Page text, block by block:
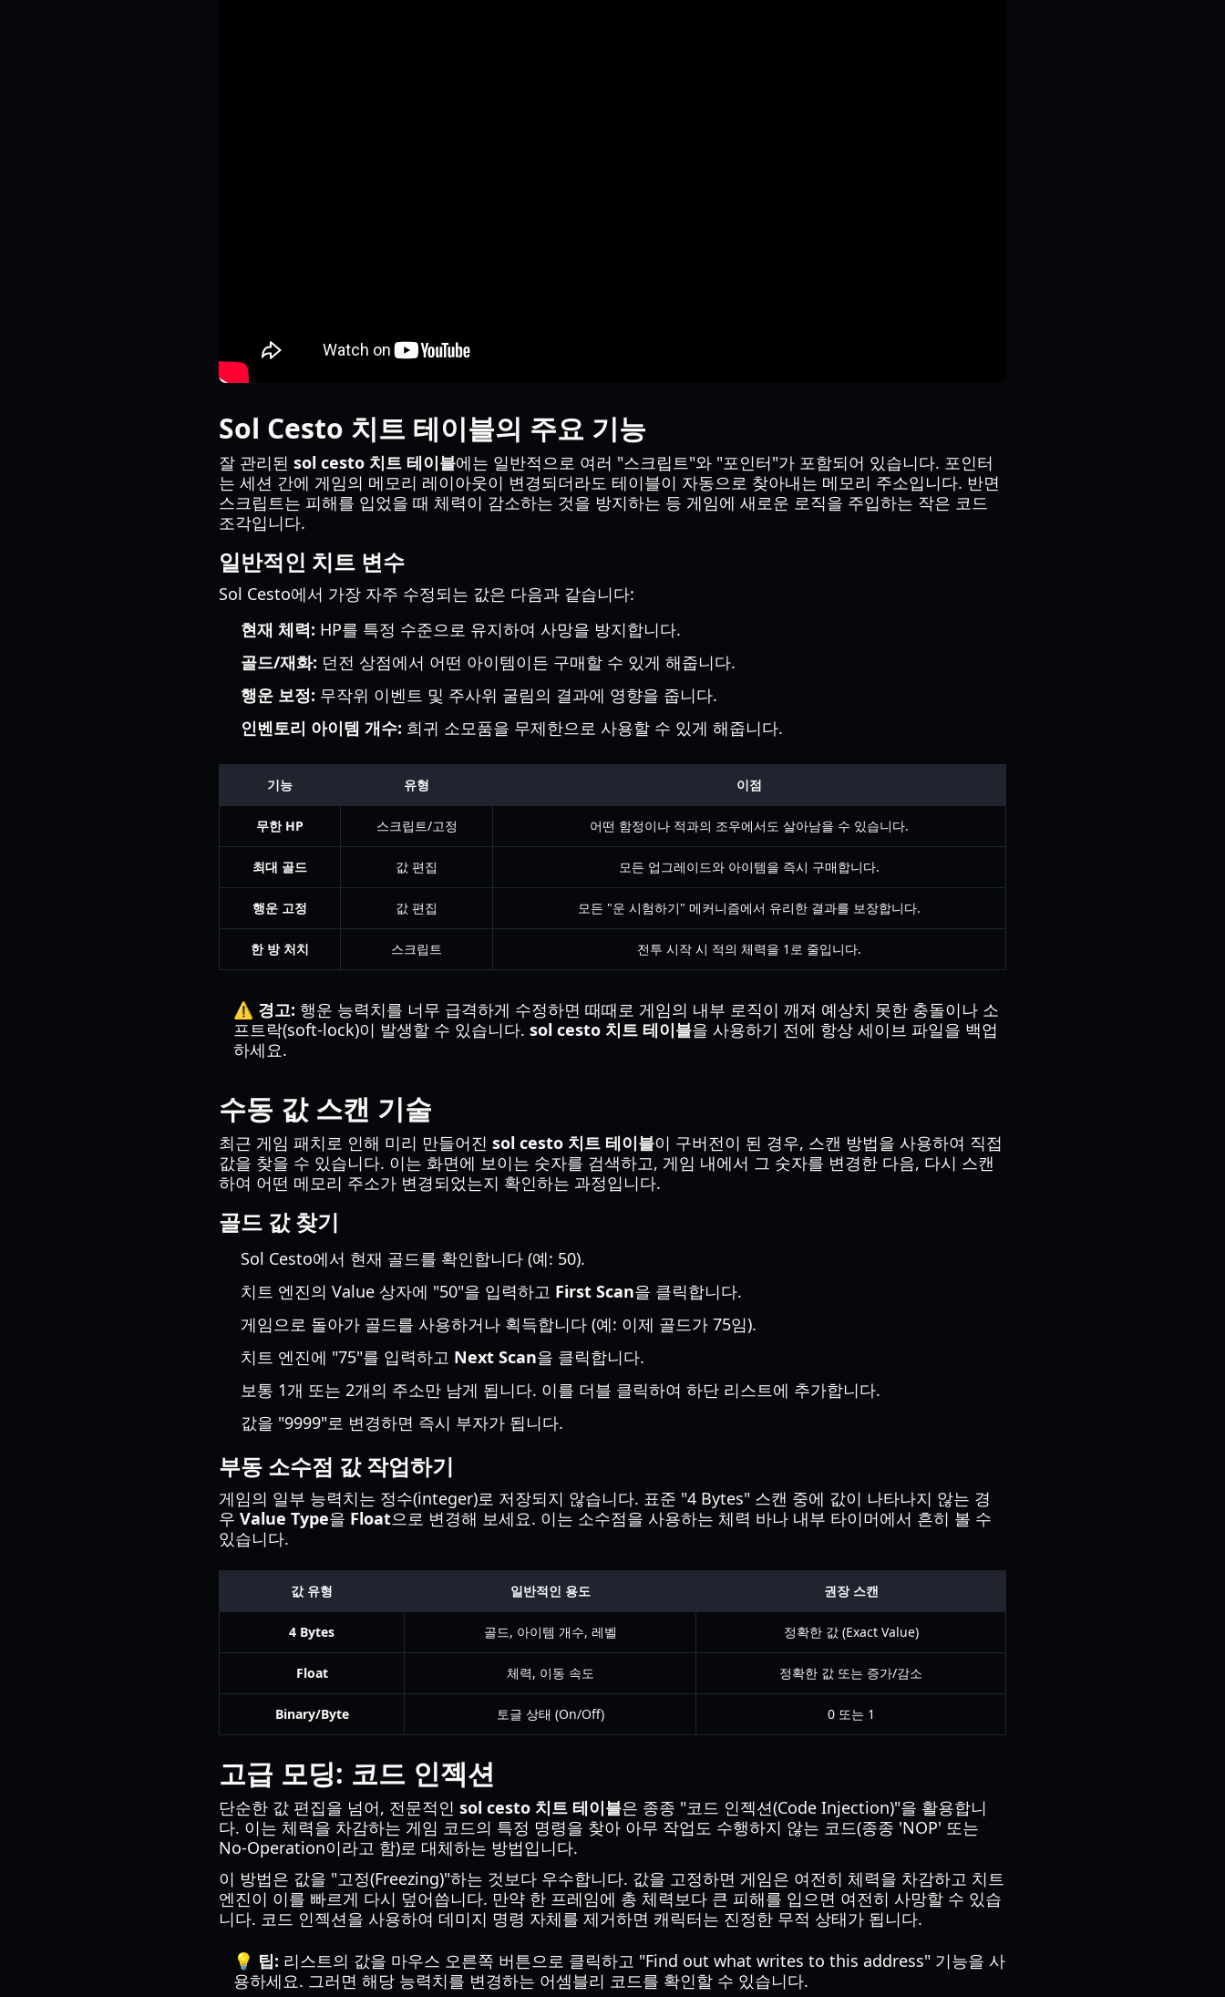
Sol Cesto 치트 테이블의 주요 기능
잘 관리된 sol cesto 치트 테이블에는 일반적으로 여러 "스크립트"와 "포인터"가 포함되어 있습니다. 포인터
는 세션 간에 게임의 메모리 레이아웃이 변경되더라도 테이블이 자동으로 찾아내는 메모리 주소입니다. 반면
스크립트는 피해를 입었을 때 체력이 감소하는 것을 방지하는 등 게임에 새로운 로직을 주입하는 작은 코드
조각입니다.
일반적인 치트 변수
Sol Cesto에서 가장 자주 수정되는 값은 다음과 같습니다:
현재 체력: HP를 특정 수준으로 유지하여 사망을 방지합니다.
골드/재화: 던전 상점에서 어떤 아이템이든 구매할 수 있게 해줍니다.
행운 보정: 무작위 이벤트 및 주사위 굴림의 결과에 영향을 줍니다.
인벤토리 아이템 개수: 희귀 소모품을 무제한으로 사용할 수 있게 해줍니다.
기능 유형 이점
무한 HP 스크립트/고정 어떤 함정이나 적과의 조우에서도 살아남을 수 있습니다.
최대 골드 값 편집 모든 업그레이드와 아이템을 즉시 구매합니다.
행운 고정 값 편집 모든 "운 시험하기" 메커니즘에서 유리한 결과를 보장합니다.
한 방 처치 스크립트 전투 시작 시 적의 체력을 1로 줄입니다.
⚠️ 경고: 행운 능력치를 너무 급격하게 수정하면 때때로 게임의 내부 로직이 깨져 예상치 못한 충돌이나 소
프트락(soft-lock)이 발생할 수 있습니다. sol cesto 치트 테이블을 사용하기 전에 항상 세이브 파일을 백업
하세요.
수동 값 스캔 기술
최근 게임 패치로 인해 미리 만들어진 sol cesto 치트 테이블이 구버전이 된 경우, 스캔 방법을 사용하여 직접
값을 찾을 수 있습니다. 이는 화면에 보이는 숫자를 검색하고, 게임 내에서 그 숫자를 변경한 다음, 다시 스캔
하여 어떤 메모리 주소가 변경되었는지 확인하는 과정입니다.
골드 값 찾기
Sol Cesto에서 현재 골드를 확인합니다 (예: 50).
치트 엔진의 Value 상자에 "50"을 입력하고 First Scan을 클릭합니다.
게임으로 돌아가 골드를 사용하거나 획득합니다 (예: 이제 골드가 75임).
치트 엔진에 "75"를 입력하고 Next Scan을 클릭합니다.
보통 1개 또는 2개의 주소만 남게 됩니다. 이를 더블 클릭하여 하단 리스트에 추가합니다.
값을 "9999"로 변경하면 즉시 부자가 됩니다.
부동 소수점 값 작업하기
게임의 일부 능력치는 정수(integer)로 저장되지 않습니다. 표준 "4 Bytes" 스캔 중에 값이 나타나지 않는 경
우 Value Type을 Float으로 변경해 보세요. 이는 소수점을 사용하는 체력 바나 내부 타이머에서 흔히 볼 수
있습니다.
값 유형 일반적인 용도 권장 스캔
4 Bytes 골드, 아이템 개수, 레벨 정확한 값 (Exact Value)
Float 체력, 이동 속도 정확한 값 또는 증가/감소
Binary/Byte 토글 상태 (On/Off) 0 또는 1
고급 모딩: 코드 인젝션
단순한 값 편집을 넘어, 전문적인 sol cesto 치트 테이블은 종종 "코드 인젝션(Code Injection)"을 활용합니
다. 이는 체력을 차감하는 게임 코드의 특정 명령을 찾아 아무 작업도 수행하지 않는 코드(종종 'NOP' 또는
No-Operation이라고 함)로 대체하는 방법입니다.
이 방법은 값을 "고정(Freezing)"하는 것보다 우수합니다. 값을 고정하면 게임은 여전히 체력을 차감하고 치트
엔진이 이를 빠르게 다시 덮어씁니다. 만약 한 프레임에 총 체력보다 큰 피해를 입으면 여전히 사망할 수 있습
니다. 코드 인젝션을 사용하여 데미지 명령 자체를 제거하면 캐릭터는 진정한 무적 상태가 됩니다.
💡 팁: 리스트의 값을 마우스 오른쪽 버튼으로 클릭하고 "Find out what writes to this address" 기능을 사
용하세요. 그러면 해당 능력치를 변경하는 어셈블리 코드를 확인할 수 있습니다.